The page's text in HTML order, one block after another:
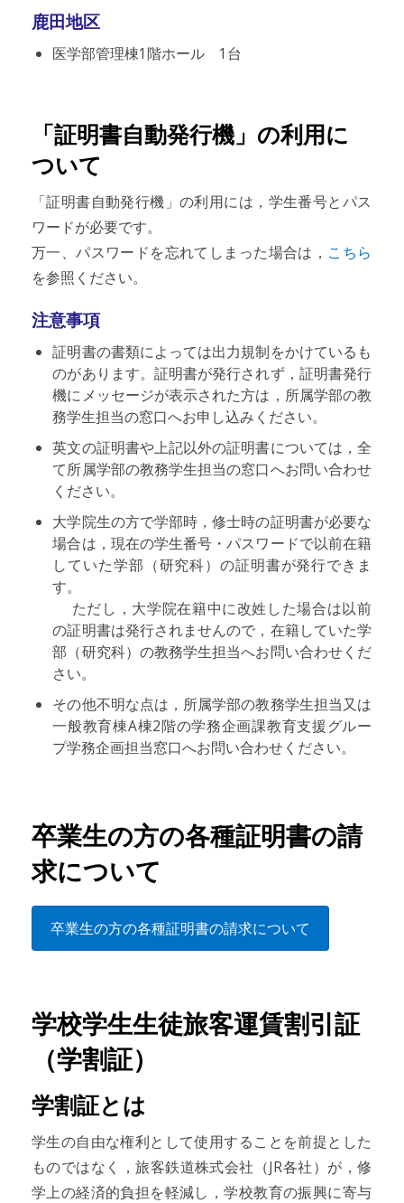
鹿田地区
医学部管理棟1階ホール 1台
「証明書自動発行機」の利用に
ついて
「証明書自動発行機」の利用には，学生番号とパス
ワードが必要です。
万一、パスワードを忘れてしまった場合は， こちら
を参照ください。
注意事項
証明書の書類によっては出力規制をかけているも
のがあります。証明書が発行されず，証明書発行
機にメッセージが表示された方は，所属学部の教
務学生担当の窓口へお申し込みください。
英文の証明書や上記以外の証明書については，全
て所属学部の教務学生担当の窓口へお問い合わせ
ください。
大学院生の方で学部時，修士時の証明書が必要な
場合は，現在の学生番号・パスワードで以前在籍
していた学部（研究科）の証明書が発行できま
す。
ただし，大学院在籍中に改姓した場合は以前
の証明書は発行されませんので，在籍していた学
部（研究科）の教務学生担当へお問い合わせくだ
さい。
その他不明な点は，所属学部の教務学生担当又は
一般教育棟A棟2階の学務企画課教育支援グルー
プ学務企画担当窓口へお問い合わせください。
卒業生の方の各種証明書の請
求について
卒業生の方の各種証明書の請求について
学校学生生徒旅客運賃割引証
（学割証）
学割証とは
学生の自由な権利として使用することを前提とした
ものではなく，旅客鉄道株式会社（JR各社）が，修
学上の経済的負担を軽減し，学校教育の振興に寄与